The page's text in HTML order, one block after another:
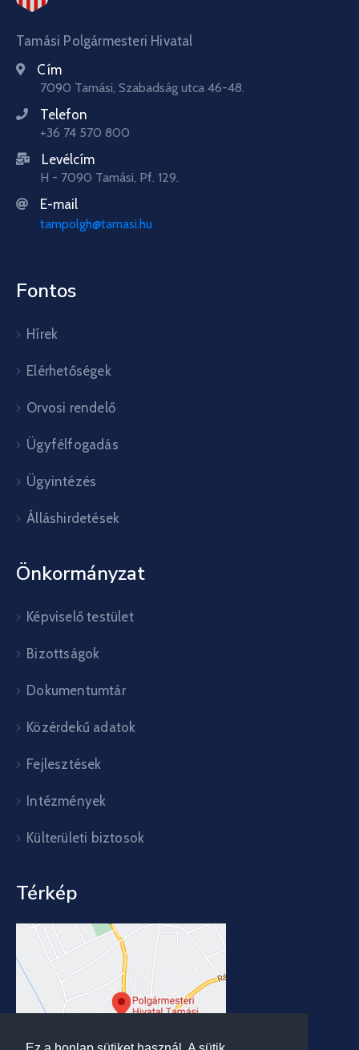
Tamási Polgármesteri Hivatal
Cím
7090 Tamási, Szabadság utca 46-48.
Telefon
+36 74 570 800
Levélcím
H - 7090 Tamási, Pf. 129.
E-mail
tampolgh@tamasi.hu
Fontos
Hírek
Elérhetőségek
Orvosi rendelő
Ügyfélfogadás
Ügyintézés
Álláshirdetések
Önkormányzat
Képviselő testület
Bizottságok
Dokumentumtár
Közérdekű adatok
Fejlesztések
Intézmények
Külterületi biztosok
Térkép